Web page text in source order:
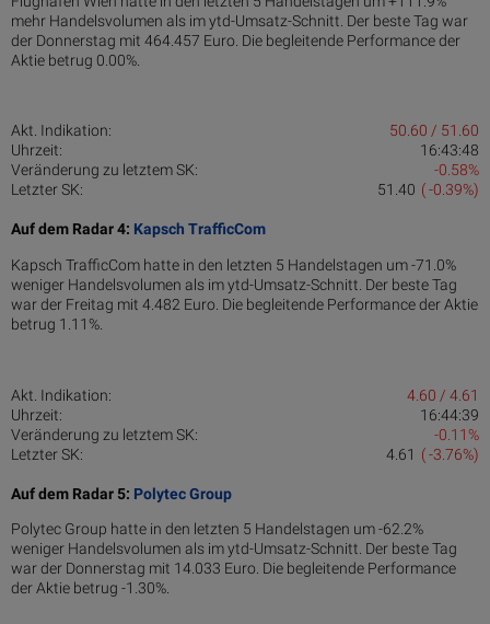
mehr Handelsvolumen als im ytd-Umsatz-Schnitt. Der beste Tag war
der Donnerstag mit 464.457 Euro. Die begleitende Performance der
Aktie betrug 0.00%.
Akt. Indikation:
50.60 / 51.60
Uhrzeit:
16:43:48
Veränderung zu letztem SK:
-0.58%
Letzter SK:
( -0.39%)
51.40
Auf dem Radar 4: Kapsch TrafficCom
Kapsch TrafficCom hatte in den letzten 5 Handelstagen um -71.0%
weniger Handelsvolumen als im ytd-Umsatz-Schnitt. Der beste Tag
war der Freitag mit 4.482 Euro. Die begleitende Performance der Aktie
betrug 1.11%.
Akt. Indikation:
4.60 / 4.61
Uhrzeit:
16:44:39
Veränderung zu letztem SK:
-0.11%
Letzter SK:
( -3.76%)
4.61
Auf dem Radar 5: Polytec Group
Polytec Group hatte in den letzten 5 Handelstagen um -62.2%
weniger Handelsvolumen als im ytd-Umsatz-Schnitt. Der beste Tag
war der Donnerstag mit 14.033 Euro. Die begleitende Performance
der Aktie betrug -1.30%.